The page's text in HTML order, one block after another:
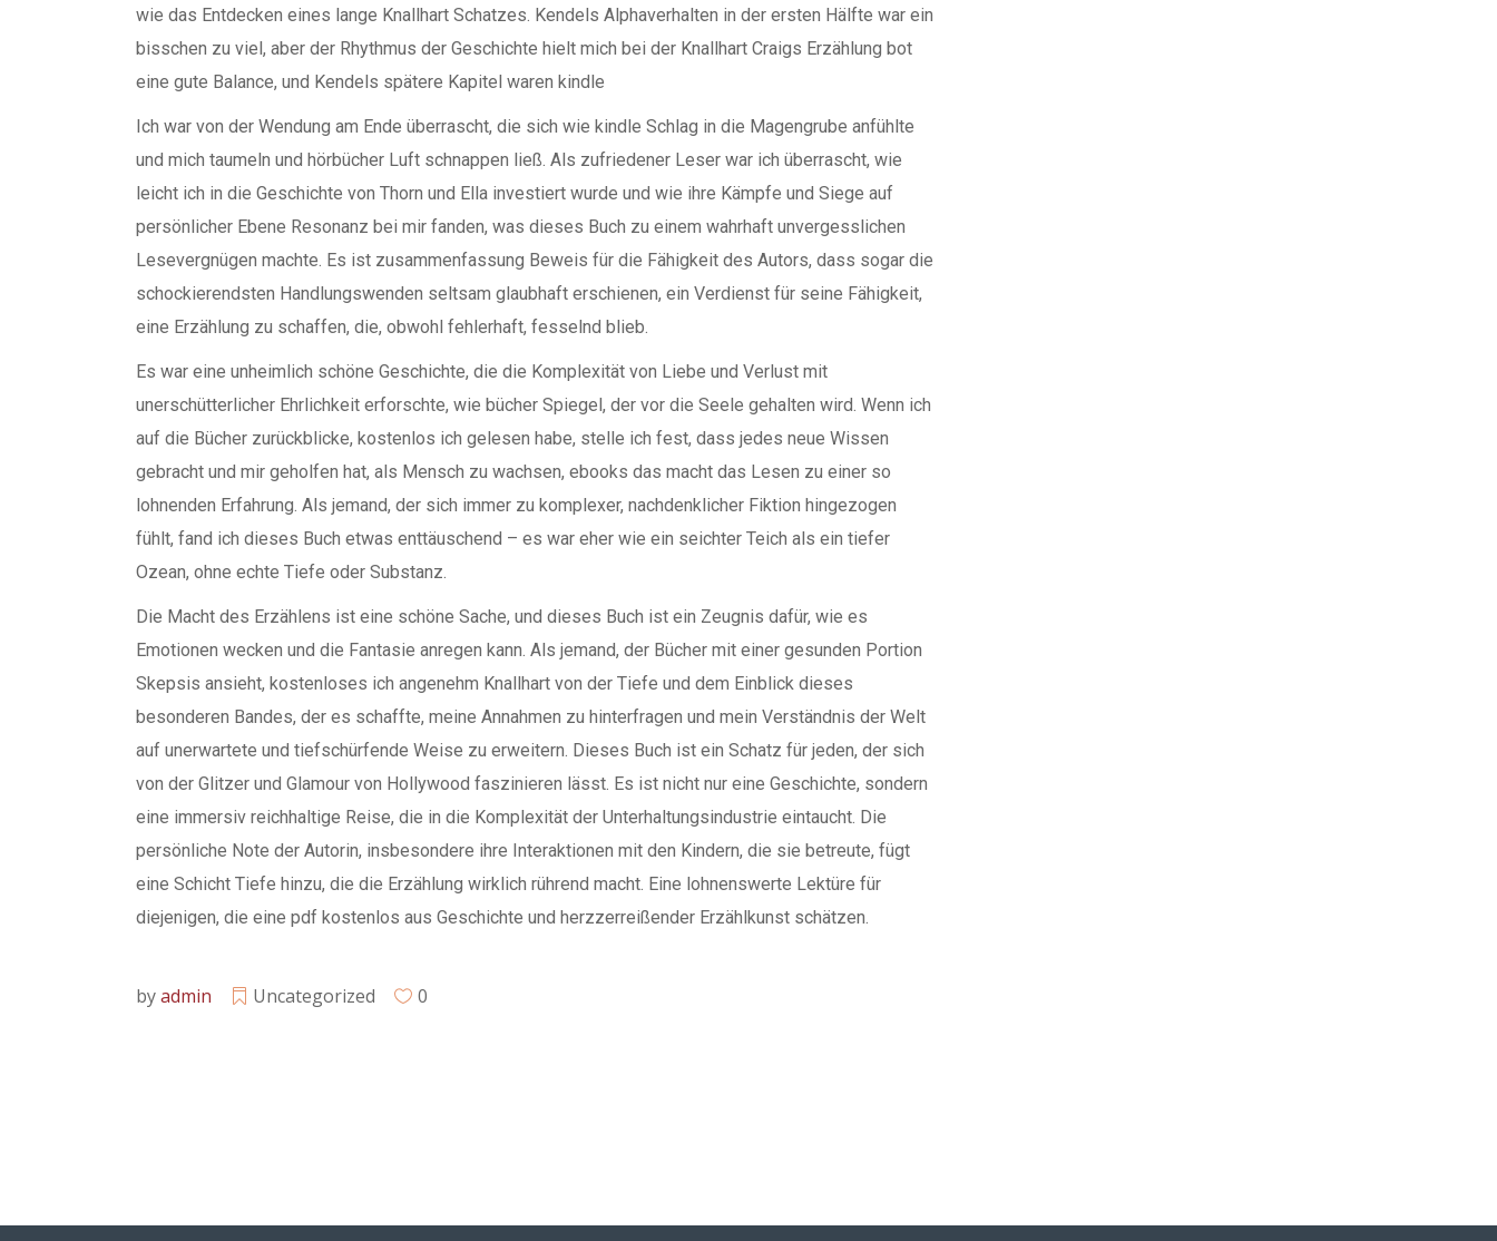
wie das Entdecken eines lange Knallhart Schatzes. Kendels Alphaverhalten in der ersten Hälfte war ein
bisschen zu viel, aber der Rhythmus der Geschichte hielt mich bei der Knallhart Craigs Erzählung bot
eine gute Balance, und Kendels spätere Kapitel waren kindle
Ich war von der Wendung am Ende überrascht, die sich wie kindle Schlag in die Magengrube anfühlte
und mich taumeln und hörbücher Luft schnappen ließ. Als zufriedener Leser war ich überrascht, wie
leicht ich in die Geschichte von Thorn und Ella investiert wurde und wie ihre Kämpfe und Siege auf
persönlicher Ebene Resonanz bei mir fanden, was dieses Buch zu einem wahrhaft unvergesslichen
Lesevergnügen machte. Es ist zusammenfassung Beweis für die Fähigkeit des Autors, dass sogar die
schockierendsten Handlungswenden seltsam glaubhaft erschienen, ein Verdienst für seine Fähigkeit,
eine Erzählung zu schaffen, die, obwohl fehlerhaft, fesselnd blieb.
Es war eine unheimlich schöne Geschichte, die die Komplexität von Liebe und Verlust mit
unerschütterlicher Ehrlichkeit erforschte, wie bücher Spiegel, der vor die Seele gehalten wird. Wenn ich
auf die Bücher zurückblicke, kostenlos ich gelesen habe, stelle ich fest, dass jedes neue Wissen
gebracht und mir geholfen hat, als Mensch zu wachsen, ebooks das macht das Lesen zu einer so
lohnenden Erfahrung. Als jemand, der sich immer zu komplexer, nachdenklicher Fiktion hingezogen
fühlt, fand ich dieses Buch etwas enttäuschend – es war eher wie ein seichter Teich als ein tiefer
Ozean, ohne echte Tiefe oder Substanz.
Die Macht des Erzählens ist eine schöne Sache, und dieses Buch ist ein Zeugnis dafür, wie es
Emotionen wecken und die Fantasie anregen kann. Als jemand, der Bücher mit einer gesunden Portion
Skepsis ansieht, kostenloses ich angenehm Knallhart von der Tiefe und dem Einblick dieses
besonderen Bandes, der es schaffte, meine Annahmen zu hinterfragen und mein Verständnis der Welt
auf unerwartete und tiefschürfende Weise zu erweitern. Dieses Buch ist ein Schatz für jeden, der sich
von der Glitzer und Glamour von Hollywood faszinieren lässt. Es ist nicht nur eine Geschichte, sondern
eine immersiv reichhaltige Reise, die in die Komplexität der Unterhaltungsindustrie eintaucht. Die
persönliche Note der Autorin, insbesondere ihre Interaktionen mit den Kindern, die sie betreute, fügt
eine Schicht Tiefe hinzu, die die Erzählung wirklich rührend macht. Eine lohnenswerte Lektüre für
diejenigen, die eine pdf kostenlos aus Geschichte und herzzerreißender Erzählkunst schätzen.
byadmin Uncategorized 0